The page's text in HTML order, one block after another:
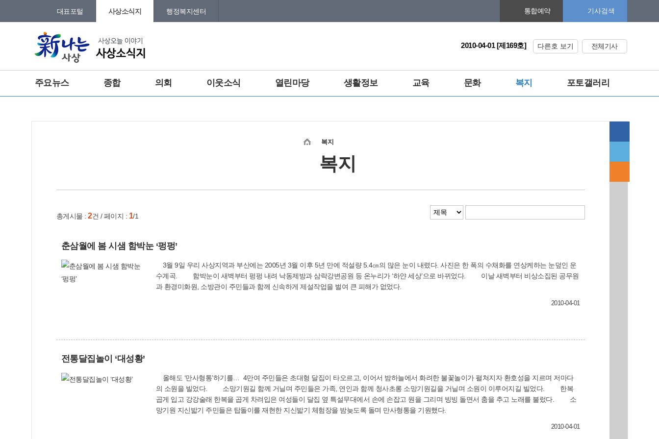
대표포털 사상소식지 행정복지센터 통합예약 기사검색
2010-04-01 [제169호] 다른호 보기 전체기사
주요뉴스 종합 의회 이웃소식 열린마당 생활정보 교육 문화 복지 포토갤러리
복지
복지
총게시물 : 2건 / 페이지 : 1/1
춘삼월에 봄 시샘 함박눈 ‘펑펑’
3월 9일 우리 사상지역과 부산에는 2005년 3월 이후 5년 만에 적설량 5.4㎝의 많은 눈이 내렸다. 사진은 한 폭의 수채화를 연상케하는 눈덮인 운
수계곡. 함박눈이 새벽부터 펑펑 내려 낙동제방과 삼락강변공원 등 온누리가 ‘하얀 세상’으로 바뀌었다. 이날 새벽부터 비상소집된 공무원
과 환경미화원, 소방관이 주민들과 함께 신속하게 제설작업을 벌여 큰 피해가 없었다.
2010-04-01
전통달집놀이 ‘대성황’
올해도 ‘만사형통’하기를… 4만여 주민들은 초대형 달집이 타오르고, 이어서 밤하늘에서 화려한 불꽃놀이가 펼쳐지자 환호성을 지르며 저마다
의 소원을 빌었다. 소망기원길 함께 거닐며 주민들은 가족, 연인과 함께 청사초롱 소망기원길을 거닐며 소원이 이루어지길 빌었다. 한복
곱게 입고 강강술래 한복을 곱게 차려입은 여성들이 달집 옆 특설무대에서 손에 손잡고 원을 그리며 빙빙 돌면서 춤을 추고 노래를 불렀다. 소
망기원 지신밟기 주민들은 탑돌이를 재현한 지신밟기 체험장을 밤늦도록 돌며 만사형통을 기원했다.
2010-04-01